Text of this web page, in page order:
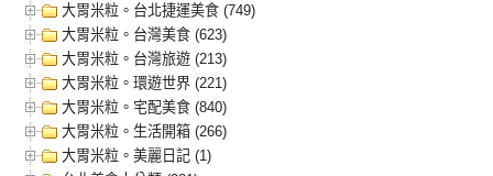
大胃米粒。台北捷運美食 (749)
大胃米粒。台灣美食 (623)
大胃米粒。台灣旅遊 (213)
大胃米粒。環遊世界 (221)
大胃米粒。宅配美食 (840)
大胃米粒。生活開箱 (266)
大胃米粒。美麗日記 (1)